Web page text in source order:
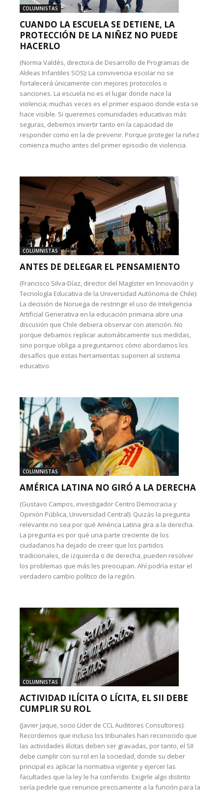
COLUMNISTAS
CUANDO LA ESCUELA SE DETIENE, LA
PROTECCIÓN DE LA NIÑEZ NO PUEDE
HACERLO
(Norma Valdés, directora de Desarrollo de Programas de
Aldeas Infantiles SOS): La convivencia escolar no se
fortalecerá únicamente con mejores protocolos o
sanciones. La escuela no es el lugar donde nace la
violencia; muchas veces es el primer espacio donde esta se
hace visible. Si queremos comunidades educativas más
seguras, debemos invertir tanto en la capacidad de
responder como en la de prevenir. Porque proteger la niñez
comienza mucho antes del primer episodio de violencia.
COLUMNISTAS
ANTES DE DELEGAR EL PENSAMIENTO
(Francisco Silva-Díaz, director del Magíster en Innovación y
Tecnología Educativa de la Universidad Autónoma de Chile):
La decisión de Noruega de restringir el uso de Inteligencia
Artificial Generativa en la educación primaria abre una
discusión que Chile debiera observar con atención. No
porque debamos replicar automáticamente sus medidas,
sino porque obliga a preguntarnos cómo abordamos los
desafíos que estas herramientas suponen al sistema
educativo.
COLUMNISTAS
AMÉRICA LATINA NO GIRÓ A LA DERECHA
(Gustavo Campos, investigador Centro Democracia y
Opinión Pública, Universidad Central): Quizás la pregunta
relevante no sea por qué América Latina gira a la derecha.
La pregunta es por qué una parte creciente de los
ciudadanos ha dejado de creer que los partidos
tradicionales, de izquierda o de derecha, pueden resolver
los problemas que más les preocupan. Ahí podría estar el
verdadero cambio político de la región.
COLUMNISTAS
ACTIVIDAD ILÍCITA O LÍCITA, EL SII DEBE
CUMPLIR SU ROL
(Javier Jaque, socio Líder de CCL Auditores Consultores):
Recordemos que incluso los tribunales han reconocido que
las actividades ilícitas deben ser gravadas, por tanto, el SII
debe cumplir con su rol en la sociedad, donde su deber
principal es aplicar la normativa vigente y ejercer las
facultades que la ley le ha conferido. Exigirle algo distinto
sería pedirle que renuncie precisamente a la función para la